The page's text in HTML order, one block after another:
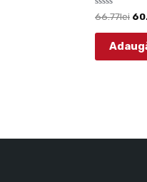
Evaluat
la
0
66.77lei